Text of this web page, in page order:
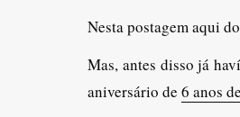
Nesta postagem aqui
Mas, antes disso já
aniversário de 6 anos